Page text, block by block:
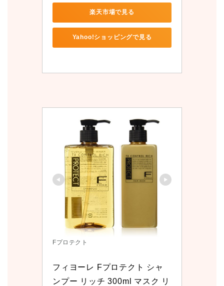
楽天市場で見る
Yahoo!ショッピングで見る
Fプロテクト
フィヨーレ Fプロテクト シャ
ンプー リッチ 300ml マスク リ